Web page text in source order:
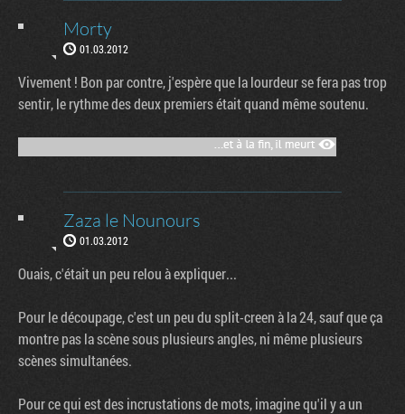
Morty
01.03.2012
Vivement ! Bon par contre, j'espère que la lourdeur se fera pas trop
sentir, le rythme des deux premiers était quand même soutenu.
Zaza le Nounours
01.03.2012
Ouais, c'était un peu relou à expliquer...
Pour le découpage, c'est un peu du split-creen à la 24, sauf que ça
montre pas la scène sous plusieurs angles, ni même plusieurs
scènes simultanées.
Pour ce qui est des incrustations de mots, imagine qu'il y a un